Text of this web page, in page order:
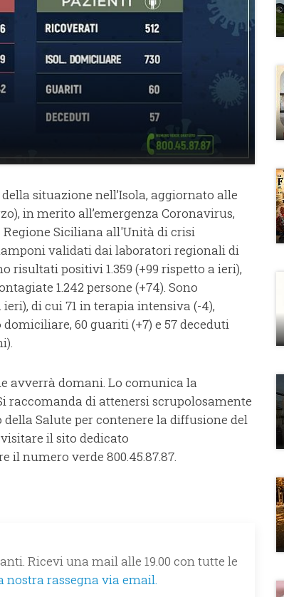
situazione nell’Isola, aggiornato alle
in merito all’emergenza Coronavirus,
Siciliana all'Unità di crisi
validati dai laboratori regionali di
risultati positivi 1.359 (+99 rispetto a ieri),
1.242 persone (+74). Sono
di cui 71 in terapia intensiva (-4),
60 guariti (+7) e 57 deceduti
avverrà domani. Lo comunica la
raccomanda di attenersi scrupolosamente
Salute per contenere la diffusione del
il sito dedicato
numero verde 800.45.87.87.
Ricevi una mail alle 19.00 con tutte le
nostra rassegna via email.